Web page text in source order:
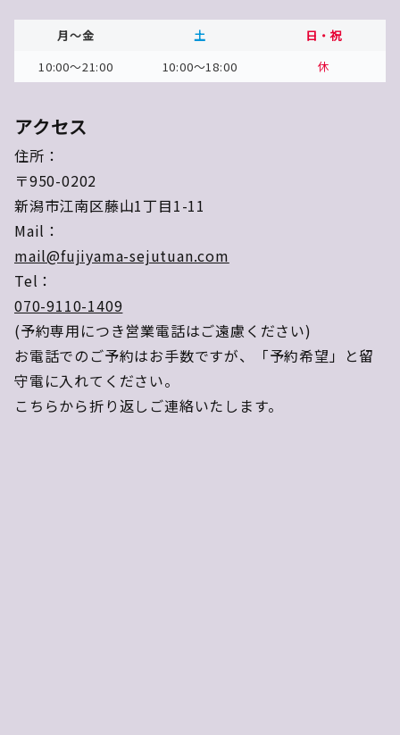
月～金 土
日・祝
10:00～21:00
10:00～18:00 休
アクセス
住所：
〒950-0202
新潟市江南区藤山1丁目1-11
Mail：
mail@fujiyama-sejutuan.com
Tel：
070-9110-1409
(予約専用につき営業電話はご遠慮ください)
お電話でのご予約はお手数ですが、「予約希望」と留
守電に入れてください。
こちらから折り返しご連絡いたします。